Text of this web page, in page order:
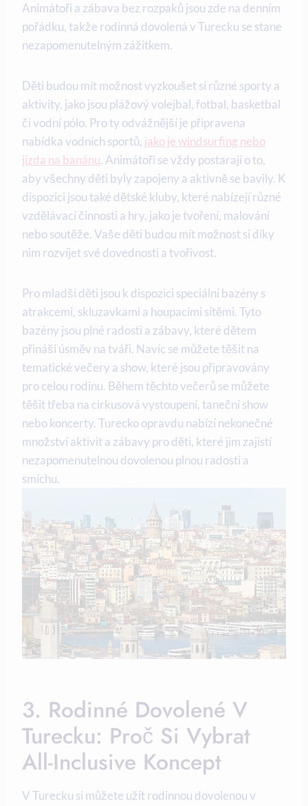
Animátoři a zábava bez rozpaků jsou zde na denním
pořádku, takže rodinná dovolená v Turecku se stane
nezapomenutelným zážitkem.
Děti budou mít možnost vyzkoušet si různé sporty a
aktivity, jako jsou plážový volejbal, fotbal, basketbal
či vodní pólo. Pro ty odvážnější je připravena
nabídka vodních sportů, jako je windsurfing nebo
jízda na banánu. Animátoři se vždy postarají o to,
aby všechny děti byly zapojeny a aktivně se bavily. K
dispozici jsou také dětské kluby, které nabízejí různé
vzdělávací činnosti a hry, jako je tvoření, malování
nebo soutěže. Vaše děti budou mít možnost si díky
nim rozvíjet své dovednosti a tvořivost.
Pro mladší děti jsou k dispozici speciální bazény s
atrakcemi, skluzavkami a houpacími sítěmi. Tyto
bazény jsou plné radosti a zábavy, které dětem
přináší úsměv na tváři. Navíc se můžete těšit na
tematické večery a show, které jsou připravovány
pro celou rodinu. Během těchto večerů se můžete
těšit třeba na cirkusová vystoupení, taneční show
nebo koncerty. Turecko opravdu nabízí nekonečné
množství aktivit a zábavy pro děti, které jim zajistí
nezapomenutelnou dovolenou plnou radosti a
smíchu.
3. Rodinné Dovolené V
Turecku: Proč Si Vybrat
All-Inclusive Koncept
V Turecku si můžete užít rodinnou dovolenou v